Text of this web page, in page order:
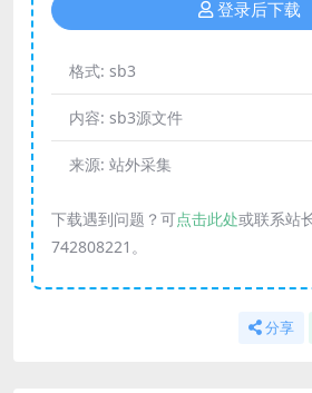
登录后下载
格式: sb3
内容: sb3源文件
来源: 站外采集
下载遇到问题？可点击此处或联系站
742808221。
分享